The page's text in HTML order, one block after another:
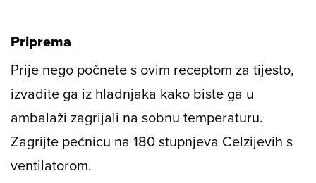
Priprema
Prije nego počnete s ovim receptom za tijesto,
izvadite ga iz hladnjaka kako biste ga u
ambalaži zagrijali na sobnu temperaturu.
Zagrijte pećnicu na 180 stupnjeva Celzijevih s
ventilatorom.